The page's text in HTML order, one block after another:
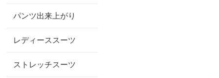
パンツ出来上がり
レディーススーツ
ストレッチスーツ